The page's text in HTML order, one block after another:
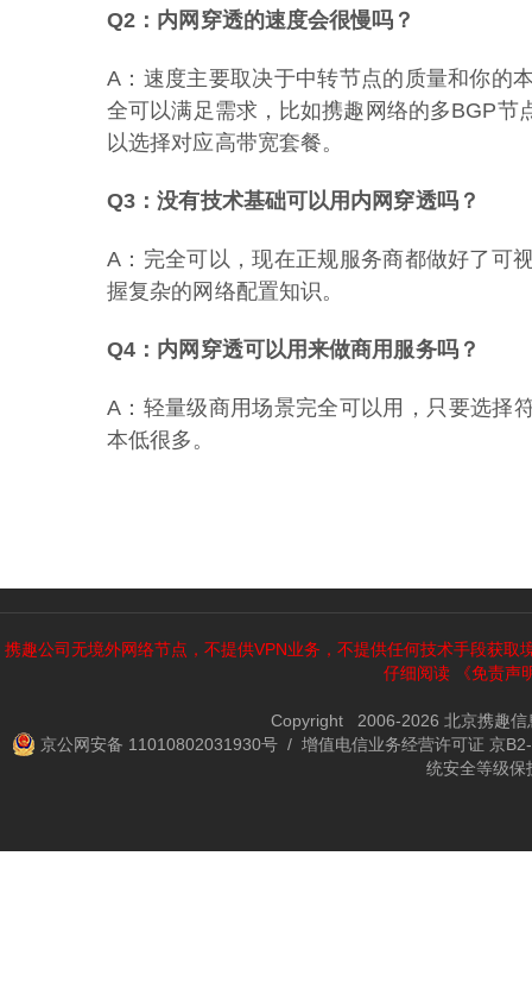
Q2：内网穿透的速度会很慢吗？
A：速度主要取决于中转节点的质量和你的
全可以满足需求，比如携趣网络的多BGP
以选择对应高带宽套餐。
Q3：没有技术基础可以用内网穿透吗？
A：完全可以，现在正规服务商都做好了可
握复杂的网络配置知识。
Q4：内网穿透可以用来做商用服务吗？
A：轻量级商用场景完全可以用，只要选择
本低很多。
携趣公司无境外网络节点，不提供VPN业务，不提供任何技术手段获
仔细阅读
《免责声
Copyright 2006-2026 北京携趣信
京公网安备 11010802031930号 / 增值电信业务经营许可证 京
统安全等级